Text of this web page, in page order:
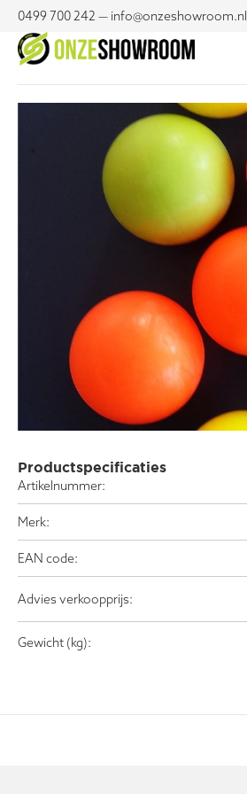
0499 700 242 — info@onzeshowroom.nl
Productspecificaties
Artikelnummer:
Merk:
EAN code:
Advies verkoopprijs:
Gewicht (kg):